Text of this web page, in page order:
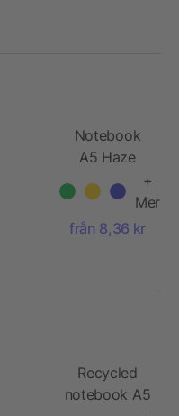
Notebook
A5 Haze
+
Mer
från 8,36 kr
Recycled
notebook A5